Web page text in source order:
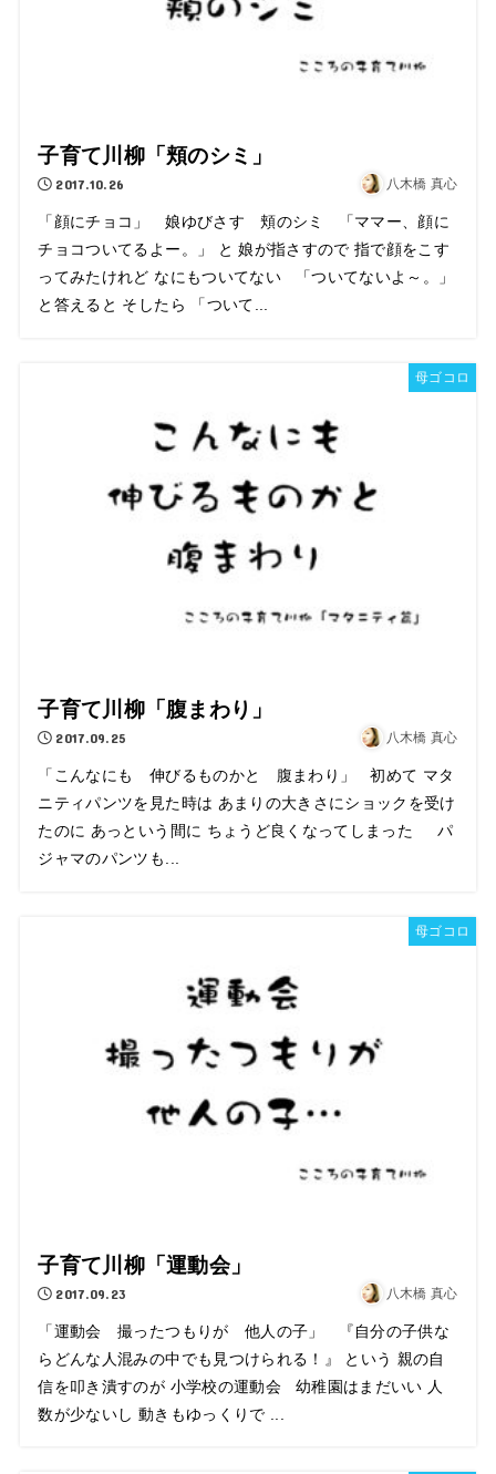
子育て川柳「頬のシミ」
2017.10.26 八木橋 真心
「顔にチョコ」 娘ゆびさす 頬のシミ 「ママー、顔に
チョコついてるよー。」 と 娘が指さすので 指で顔をこす
ってみたけれど なにもついてない 「ついてないよ～。」
と答えると そしたら 「ついて...
母ゴコロ
子育て川柳「腹まわり」
2017.09.25 八木橋 真心
「こんなにも 伸びるものかと 腹まわり」 初めて マタ
ニティパンツを見た時は あまりの大きさにショックを受け
たのに あっという間に ちょうど良くなってしまった パ
ジャマのパンツも...
母ゴコロ
子育て川柳「運動会」
2017.09.23 八木橋 真心
「運動会 撮ったつもりが 他人の子」 『自分の子供な
らどんな人混みの中でも見つけられる！』 という 親の自
信を叩き潰すのが 小学校の運動会 幼稚園はまだいい 人
数が少ないし 動きもゆっくりで ...